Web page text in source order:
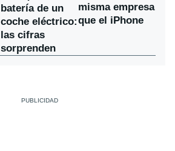
batería de un
coche eléctrico:
las cifras
sorprenden
misma empresa
que el iPhone